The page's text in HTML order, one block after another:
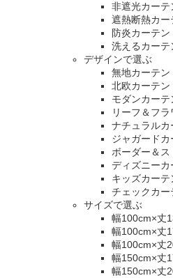
非遮光カーテ
遮熱断熱カー
防炎カーテン
洗えるカーテ
デザインで選ぶ
無地カーテン
北欧カーテン
モダンカーテ
リーフ＆フ
ナチュラルカ
ジャガードカ
ボーダー＆ス
ディズニーカ
キッズカーテ
チェックカー
サイズで選ぶ
幅100cm×丈
幅100cm×丈
幅100cm×丈
幅150cm×丈
幅150cm×丈